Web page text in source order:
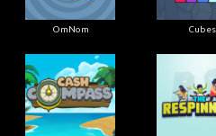
OmNom Cubes